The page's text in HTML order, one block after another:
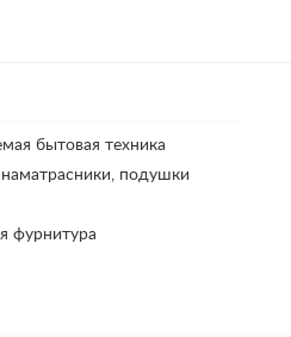
бытовая техника
подушки
фурнитура